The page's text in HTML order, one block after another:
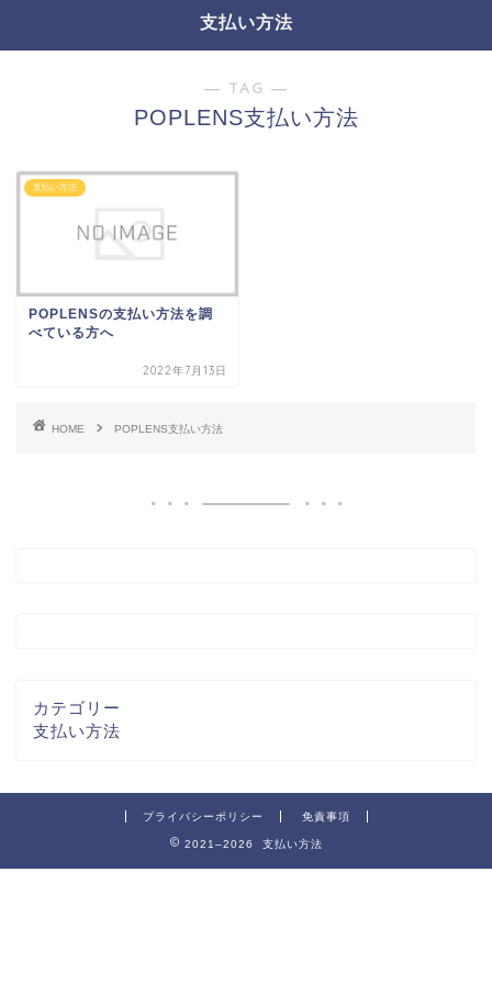
支払い方法
― TAG ―
POPLENS支払い方法
支払い方法
POPLENSの支払い方法を調
べている方へ
2022年7月13日
HOME POPLENS支払い方法
カテゴリー
支払い方法
プライバシーポリシー 免責事項
2021–2026 支払い方法